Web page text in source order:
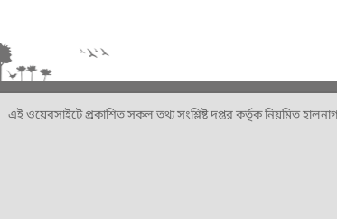
এই ওয়েবসাইটে প্রকাশিত সকল তথ্য সংশ্লিষ্ট দপ্তর কর্তৃক নিয়মিত